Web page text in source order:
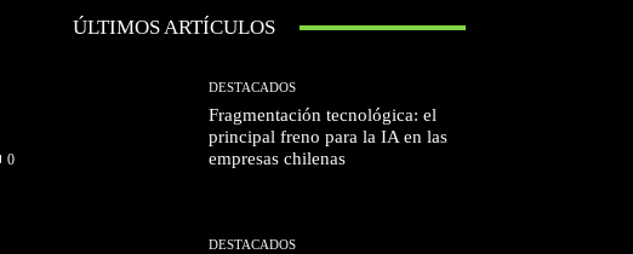
0
ÚLTIMOS ARTÍCULOS
DESTACADOS
Fragmentación tecnológica: el
principal freno para la IA en las
empresas chilenas
DESTACADOS